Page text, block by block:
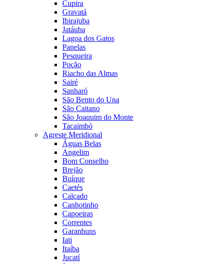
Cupira
Gravatá
Ibirajuba
Jatáuba
Lagoa dos Gatos
Panelas
Pesqueira
Poção
Riacho das Almas
Sairé
Sanharó
São Bento do Una
São Caitano
São Joaquim do Monte
Tacaimbó
Agreste Meridional
Águas Belas
Angelim
Bom Conselho
Brejão
Buíque
Caetés
Calçado
Canhotinho
Capoeiras
Correntes
Garanhuns
Iati
Itaíba
Jucatí